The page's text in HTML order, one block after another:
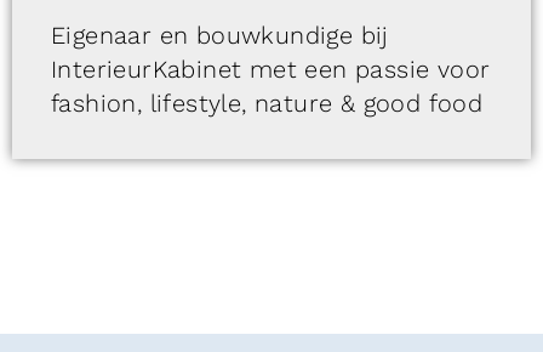
Eigenaar en bouwkundige bij
InterieurKabinet met een passie voor
fashion, lifestyle, nature & good food